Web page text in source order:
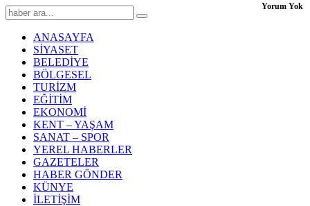
ANASAYFA
SİYASET
BELEDİYE
BÖLGESEL
TURİZM
EĞİTİM
EKONOMİ
KENT – YAŞAM
SANAT – SPOR
YEREL HABERLER
GAZETELER
HABER GÖNDER
KÜNYE
İLETİŞİM
Yorum Yok